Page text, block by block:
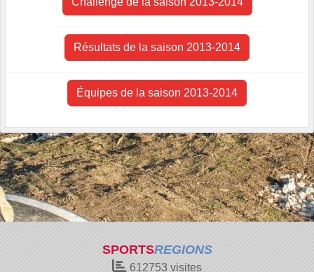
Résultats de la saison 2013-2014
Équipes de la saison 2013-2014
SPORTSREGIONS
612753 visites